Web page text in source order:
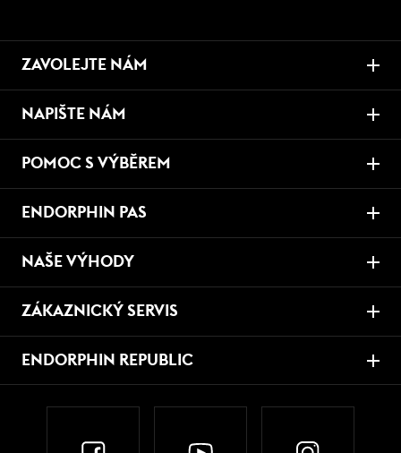
ZAVOLEJTE NÁM
NAPIŠTE NÁM
POMOC S VÝBĚREM
ENDORPHIN PAS
NAŠE VÝHODY
ZÁKAZNICKÝ SERVIS
ENDORPHIN REPUBLIC